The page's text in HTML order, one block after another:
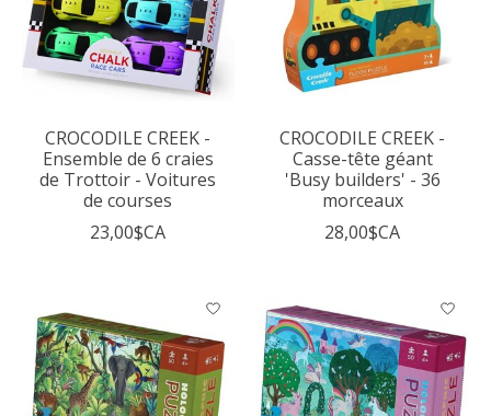
CROCODILE CREEK -
Ensemble de 6 craies
de Trottoir - Voitures
de courses
23,00$CA
CROCODILE CREEK -
Casse-tête géant
'Busy builders' - 36
morceaux
28,00$CA